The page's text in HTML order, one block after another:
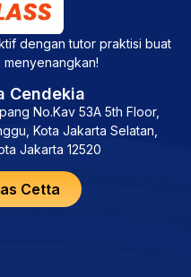
dengan tutor praktisi buat
Cendekia
No.Kav 53A 5th Floor,
Kota Jakarta Selatan,
Jakarta 12520
Cetta